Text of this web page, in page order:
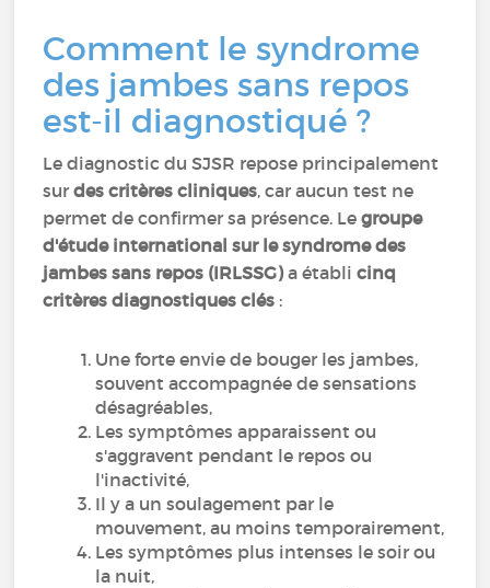
Comment le syndrome
des jambes sans repos
est-il diagnostiqué ?
Le diagnostic du SJSR repose principalement
surdes critères cliniques, car aucun test ne
permet de confirmer sa présence. Legroupe
d'étude international sur le syndrome des
jambes sans repos (IRLSSG)a établicinq
critères diagnostiques clés :
Une forte envie de bouger les jambes,
souvent accompagnée de sensations
désagréables,
Les symptômes apparaissent ou
s'aggravent pendant le repos ou
l'inactivité,
Il y a un soulagement par le
mouvement, au moins temporairement,
Les symptômes plus intenses le soir ou
la nuit,